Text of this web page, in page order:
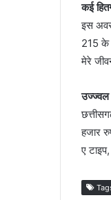
कई
इस
215 के
मेरे
उज्ज्वल
हजार
ए